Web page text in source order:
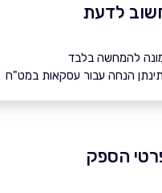
לדעת
להמחשה בלבד
הנחה עבור עסקאות במט"ח
הספק